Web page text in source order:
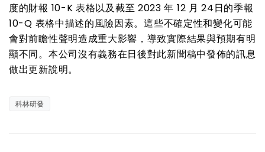
度的財報 10-K表格以及截至 2023年 12 月 24日的季報
10-Q 表格中描述的風險因素。這些不確定性和變化可能
會對前瞻性聲明造成重大影響，導致實際結果與預期有明
顯不同。本公司沒有義務在日後對此新聞稿中發佈的訊息
做出更新說明。
科林研發